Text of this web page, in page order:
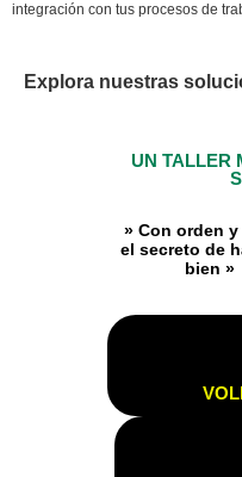
integración con tus procesos de
Explora nuestras
UN TALLER
» Con orden
el secreto de
bien